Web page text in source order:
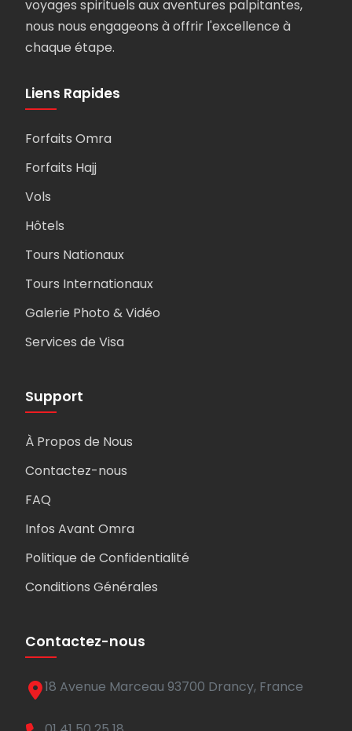
voyages spirituels aux aventures palpitantes,
nous nous engageons à offrir l'excellence à
chaque étape.
Liens Rapides
Forfaits Omra
Forfaits Hajj
Vols
Hôtels
Tours Nationaux
Tours Internationaux
Galerie Photo & Vidéo
Services de Visa
Support
À Propos de Nous
Contactez-nous
FAQ
Infos Avant Omra
Politique de Confidentialité
Conditions Générales
Contactez-nous
18 Avenue Marceau 93700 Drancy, France